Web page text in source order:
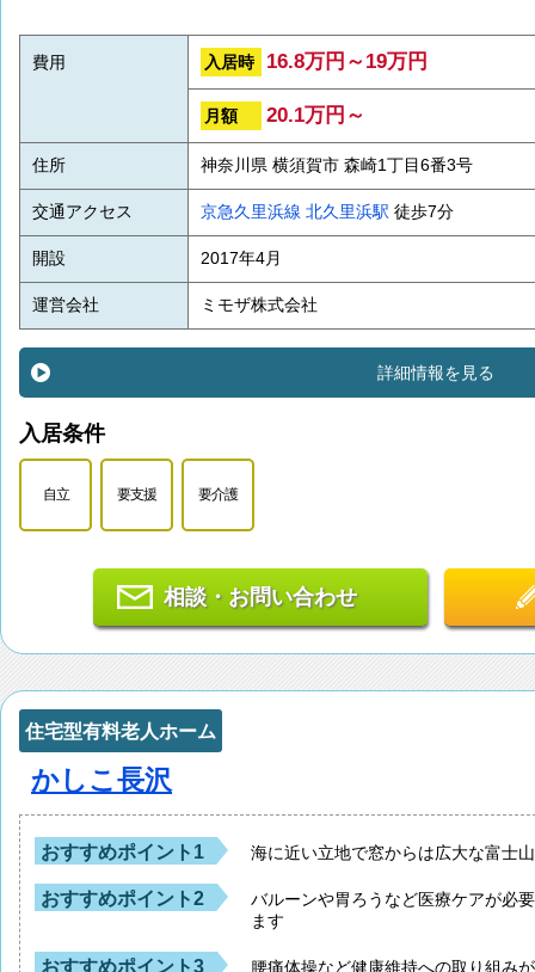
費用 入居時 16.8万円～19万円
月額 20.1万円～
住所 神奈川県 横須賀市 森崎1丁目6番3号
交通アクセス 京急久里浜線 北久里浜駅 徒歩7分
開設 2017年4月
運営会社 ミモザ株式会社
詳細情報を見る
入居条件
自立 要支援 要介護
相談・お問い合わせ
住宅型有料老人ホーム
かしこ長沢
おすすめポイント1 海に近い立地で窓からは広大な富士
おすすめポイント2
バルーンや胃ろうなど医療ケアが必
ます
おすすめポイント3 腰痛体操など健康維持への取り組み